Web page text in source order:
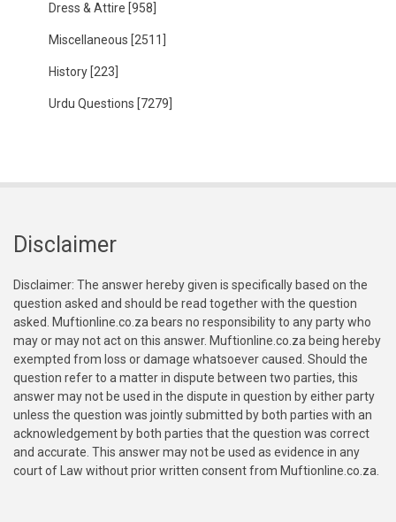
Dress & Attire [958]
Miscellaneous [2511]
History [223]
Urdu Questions [7279]
Disclaimer
Disclaimer: The answer hereby given is specifically based on the
question asked and should be read together with the question
asked. Muftionline.co.za bears no responsibility to any party who
may or may not act on this answer. Muftionline.co.za being hereby
exempted from loss or damage whatsoever caused. Should the
question refer to a matter in dispute between two parties, this
answer may not be used in the dispute in question by either party
unless the question was jointly submitted by both parties with an
acknowledgement by both parties that the question was correct
and accurate. This answer may not be used as evidence in any
court of Law without prior written consent from Muftionline.co.za.